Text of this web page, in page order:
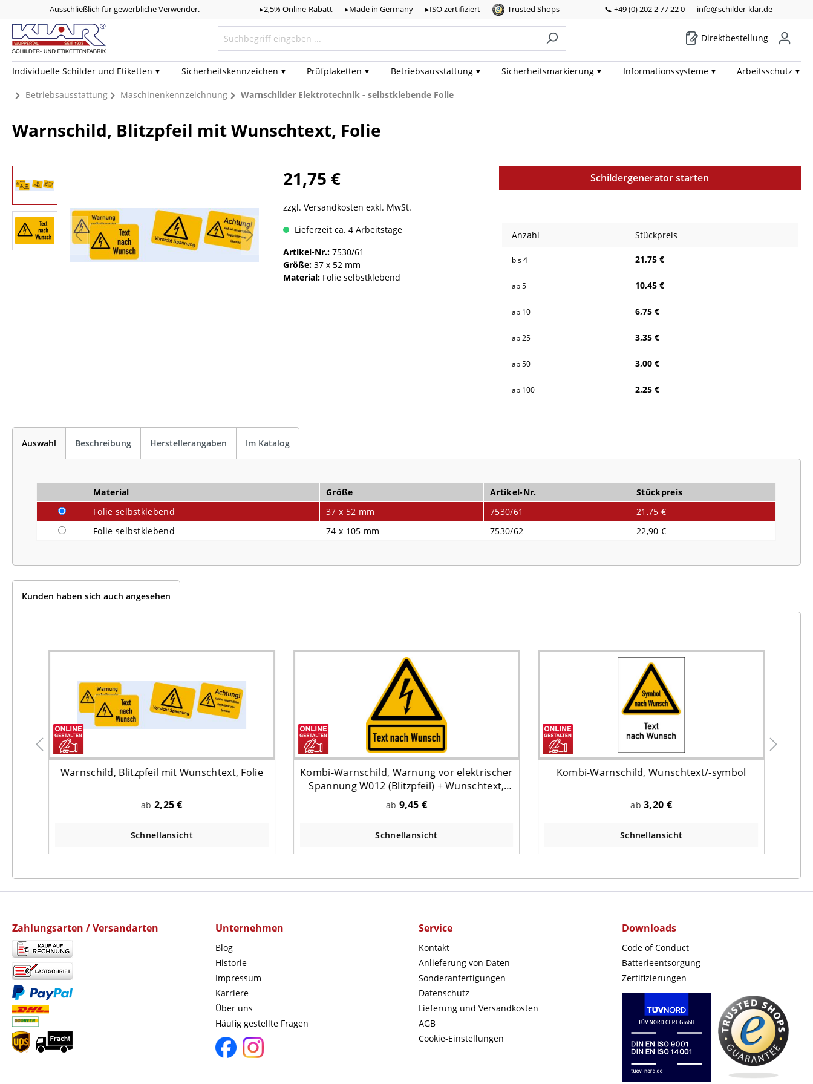
Ausschließlich für gewerbliche Verwender. ▸2,5% Online-Rabatt ▸Made in Germany ▸ISO zertifiziert Trusted Shops 📞 +49 (0) 202 2 77 22 0 info@schilder-klar.de
Direktbestellung
Individuelle Schilder und Etiketten Sicherheits­kennzeichen Prüf­plaketten Betriebs­ausstattung Sicherheits­markierung Informations­systeme Arbeits­schutz
Betriebsausstattung Maschinenkennzeichnung Warnschilder Elektrotechnik - selbstklebende Folie
Warnschild, Blitzpfeil mit Wunschtext, Folie
21,75 €
zzgl. Versandkosten exkl. MwSt.
Schildergenerator starten
Lieferzeit ca. 4 Arbeitstage
Artikel-Nr.: 7530/61
Größe: 37 x 52 mm
Material: Folie selbstklebend
Anzahl Stückpreis
bis4 21,75 €
ab5 10,45 €
ab 10 6,75 €
ab25 3,35 €
ab50 3,00 €
ab 100 2,25 €
Auswahl Beschreibung Herstellerangaben Im Katalog
Material Größe Artikel-Nr.
Stückpreis
Folie selbstklebend
37 x 52 mm 7530/61
21,75 €
Folie selbstklebend
74 x 105 mm 7530/62 22,90 €
Kunden haben sich auch angesehen
Warnschild, Blitzpfeil mit Wunschtext, Folie
ab 2,25 €
Schnellansicht
Kombi-Warnschild, Warnung vor elektrischer
Spannung W012 (Blitzpfeil) + Wunschtext,
237 x 200 mm
ab 9,45 €
Schnellansicht
Kombi-Warnschild, Wunschtext/-symbol
ab3,20 €
Schnellansicht
Zahlungsarten / Versandarten Unternehmen
Blog
Historie
Impressum
Karriere
Über uns
Häufig gestellte Fragen
Service
Kontakt
Anlieferung von Daten
Sonderanfertigungen
Datenschutz
Lieferung und Versandkosten
AGB
Cookie-Einstellungen
Downloads
Code of Conduct
Batterieentsorgung
Zertifizierungen